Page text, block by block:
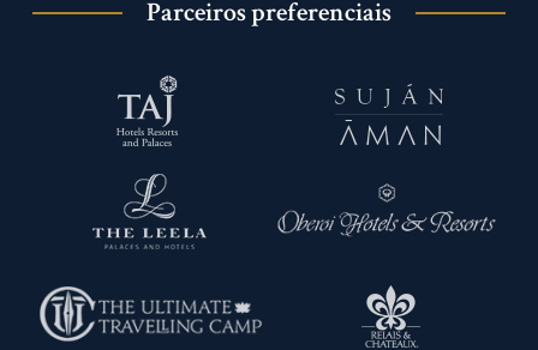
Parceiros preferenciais